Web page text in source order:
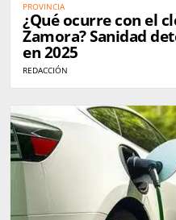
PROVINCIA
¿Qué ocurre con el
Zamora? Sanidad
en 2025
REDACCIÓN